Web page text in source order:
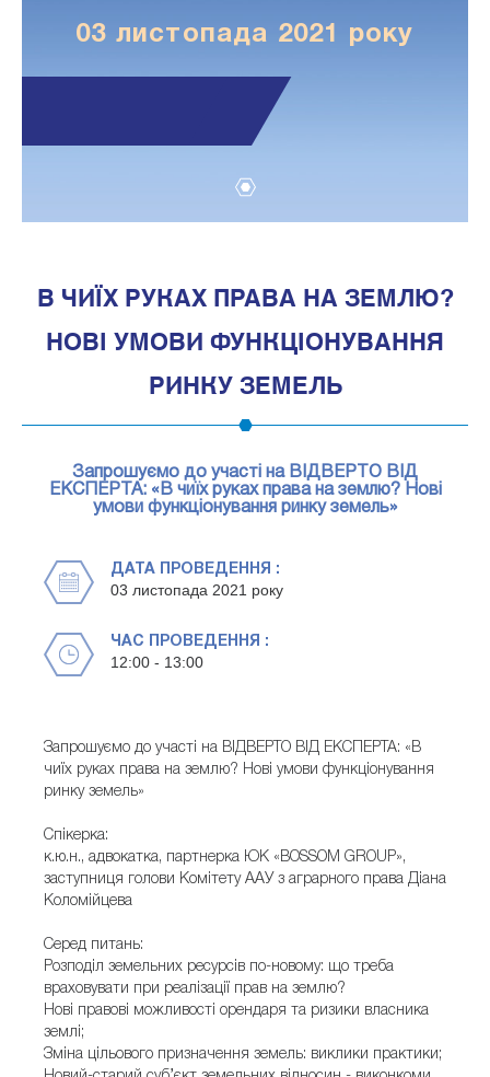
03 листопада 2021 року
В ЧИЇХ РУКАХ ПРАВА НА ЗЕМЛЮ?
НОВІ УМОВИ ФУНКЦІОНУВАННЯ
РИНКУ ЗЕМЕЛЬ
Запрошуємо до участі на ВІДВЕРТО ВІД
ЕКСПЕРТА: «В чиїх руках права на землю? Нові
умови функціонування ринку земель»
ДАТА ПРОВЕДЕННЯ :
03 листопада 2021 року
ЧАС ПРОВЕДЕННЯ :
12:00 - 13:00
Запрошуємо до участі на ВІДВЕРТО ВІД ЕКСПЕРТА: «В
чиїх руках права на землю? Нові умови функціонування
ринку земель»
Спікерка:
к.ю.н., адвокатка, партнерка ЮК «BOSSOM GROUP»,
заступниця голови Комітету ААУ з аграрного права Діана
Коломійцева
Серед питань:
Розподіл земельних ресурсів по-новому: що треба
враховувати при реалізації прав на землю?
Нові правові можливості орендаря та ризики власника
землі;
Зміна цільового призначення земель: виклики практики;